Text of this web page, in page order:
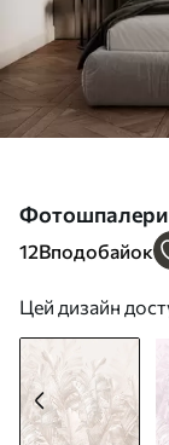
Фотошпалери
u98951
12Вподобайок
Цей дизайн